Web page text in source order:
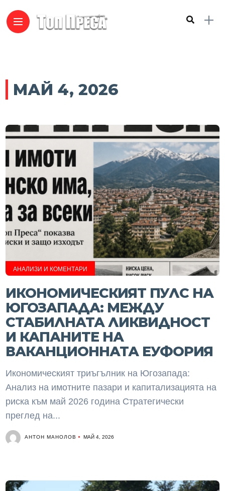
МАЙ 4, 2026
АНАЛИЗИ И КОМЕНТАРИ
ИКОНОМИЧЕСКИЯТ ПУЛС НА
ЮГОЗАПАДА: МЕЖДУ
СТАБИЛНАТА ЛИКВИДНОСТ
И КАПАНИТЕ НА
ВАКАНЦИОННАТА ЕУФОРИЯ
Икономическият триъгълник на Югозапада:
Анализ на имотните пазари и капитализацията на
риска към май 2026 година Стратегически
преглед на...
АНТОН МАНОЛОВ МАЙ 4, 2026